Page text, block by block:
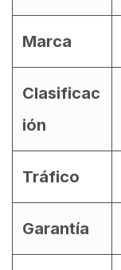
Marca
Clasificac
ión
Tráfico
Garantía